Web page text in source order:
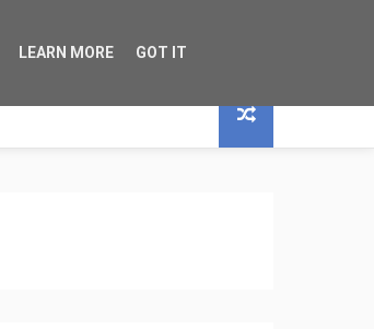
LEARN MORE GOT IT